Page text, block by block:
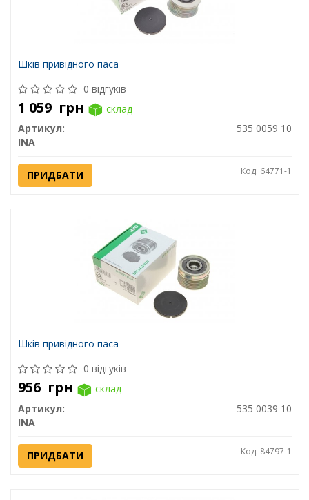
Шків привідного паса
0 відгуків
1 059 грн
склад
Артикул:
535 0059 10
INA
ПРИДБАТИ Код: 64771-1
Шків привідного паса
0 відгуків
956 грн
склад
Артикул:
535 0039 10
INA
ПРИДБАТИ Код: 84797-1